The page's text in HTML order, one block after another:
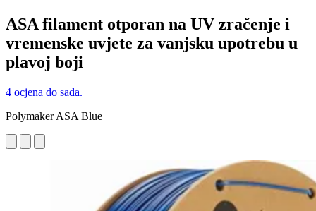
ASA filament otporan na UV zračenje i
vremenske uvjete za vanjsku upotrebu u
plavoj boji
4 ocjena do sada.
Polymaker ASA Blue